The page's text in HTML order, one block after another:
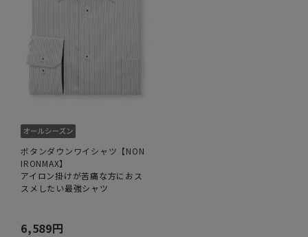
ボタンダウンワイシャツ【NON
IRONMAX】
アイロン掛けが苦痛な方におス
スメしたい最強シャツ
6,589円